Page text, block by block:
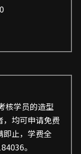
核学员的造型
均可申请免费
即止，学费全
。